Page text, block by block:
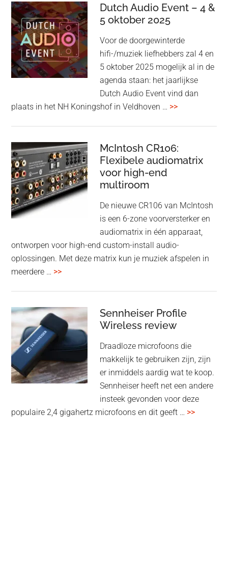
kondigt
Beo
Grace
aan:
high-
end
earbuds
titanium
Adaptive
noise
cancelling
Dutch Audio Event – 4 &
5 oktober 2025
Voor de doorgewinterde
hifi-/muziek liefhebbers zal 4 en
5 oktober 2025 mogelijk al in de
agenda staan: het jaarlijkse
Dutch Audio Event vind dan
plaats in het NH Koningshof in Veldhoven … >>overDutch
–
4
McIntosh CR106:
Flexibele audiomatrix
voor high-end
multiroom
De nieuwe CR106 van McIntosh
is een 6-zone voorversterker en
audiomatrix in één apparaat,
ontworpen voor high-end custom-install audio-
oplossingen. Met deze matrix kun je muziek afspelen in
meerdere … >>overMcIntosh
audiomatrix
voor
high-
end
multiroom
Sennheiser Profile
Wireless review
Draadloze microfoons die
makkelijk te gebruiken zijn, zijn
er inmiddels aardig wat te koop.
Sennheiser heeft net een andere
insteek gevonden voor deze
populaire 2,4 gigahertz microfoons en dit geeft … >>